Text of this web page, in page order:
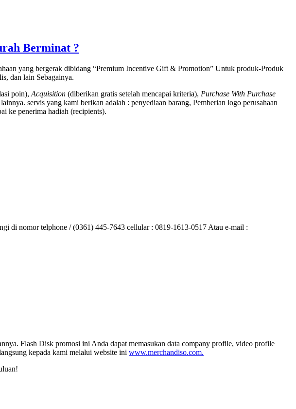
Berminat ?
yang bergerak dibidang “Premium Incentive Gift & Promotion” Untuk produk-Produk
dan lain Sebagainya.
poin), Acquisition (diberikan gratis setelah mencapai kriteria), Purchase With Purchase
servis yang kami berikan adalah : penyediaan barang, Pemberian logo perusahaan
ke penerima hadiah (recipients).
di nomor telphone / (0361) 445-7643 cellular : 0819-1613-0517 Atau e-mail :
Flash Disk promosi ini Anda dapat memasukan data company profile, video profile
kepada kami melalui website ini www.merchandiso.com.